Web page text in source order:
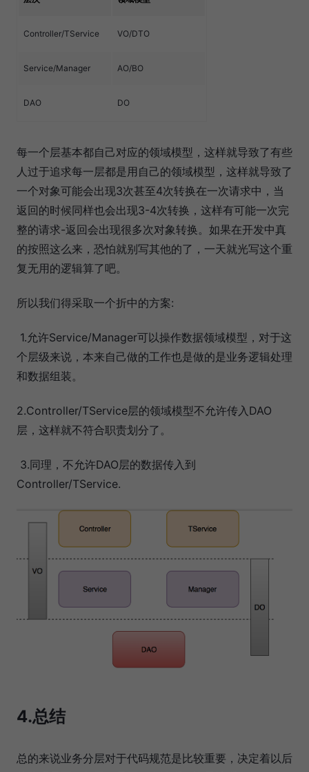
Controller/TService VO/DTO
Service/Manager AO/BO
DAO DO
每一个层基本都自己对应的领域模型，这样就导致了有些
人过于追求每一层都是用自己的领域模型，这样就导致了
一个对象可能会出现3次甚至4次转换在一次请求中，当
返回的时候同样也会出现3-4次转换，这样有可能一次完
整的请求-返回会出现很多次对象转换。如果在开发中真
的按照这么来，恐怕就别写其他的了，一天就光写这个重
复无用的逻辑算了吧。
所以我们得采取一个折中的方案:
1.允许Service/Manager可以操作数据领域模型，对于这
个层级来说，本来自己做的工作也是做的是业务逻辑处理
和数据组装。
2.Controller/TService层的领域模型不允许传入DAO
层，这样就不符合职责划分了。
3.同理，不允许DAO层的数据传入到
Controller/TService.
4.总结
总的来说业务分层对于代码规范是比较重要，决定着以后